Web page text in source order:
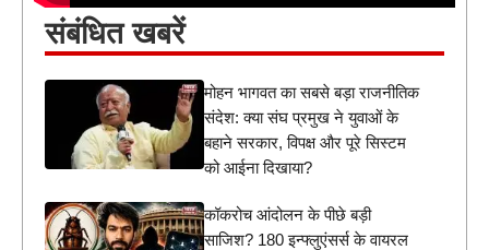
संबंधित खबरें
मोहन भागवत का सबसे बड़ा राजनीतिक
संदेश: क्या संघ प्रमुख ने युवाओं के
बहाने सरकार, विपक्ष और पूरे सिस्टम
को आईना दिखाया?
कॉकरोच आंदोलन के पीछे बड़ी
साजिश? 180 इन्फ्लुएंसर्स के वायरल